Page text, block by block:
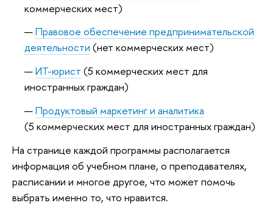
коммерческих мест)
Правовое обеспечение предпринимательской
деятельности (нет коммерческих мест)
ИТ-юрист (5 коммерческих мест для
иностранных граждан)
Продуктовый маркетинг и аналитика
(5 коммерческих мест для иностранных граждан)
На странице каждой программы располагается
информация об учебном плане, о преподавателях,
расписании и многое другое, что может помочь
выбрать именно то, что нравится.